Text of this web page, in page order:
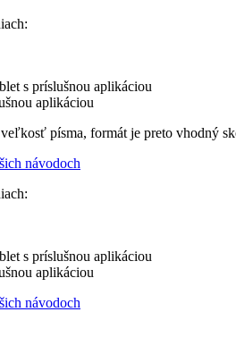
s príslušnou aplikáciou
aplikáciou
písma, formát je preto vhodný
návodoch
s príslušnou aplikáciou
aplikáciou
návodoch